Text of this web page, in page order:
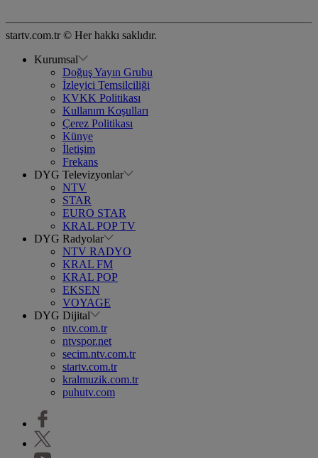
startv.com.tr © Her hakkı saklıdır.
Kurumsal
Doğuş Yayın Grubu
İzleyici Temsilciliği
KVKK Politikası
Kullanım Koşulları
Çerez Politikası
Künye
İletişim
Frekans
DYG Televizyonlar
NTV
STAR
EURO STAR
KRAL POP TV
DYG Radyolar
NTV RADYO
KRAL FM
KRAL POP
EKSEN
VOYAGE
DYG Dijital
ntv.com.tr
ntvspor.net
secim.ntv.com.tr
startv.com.tr
kralmuzik.com.tr
puhutv.com